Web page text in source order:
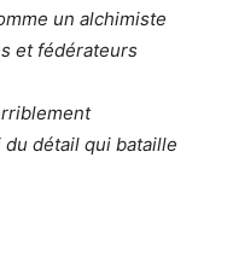
un alchimiste
et fédérateurs
du détail qui bataille